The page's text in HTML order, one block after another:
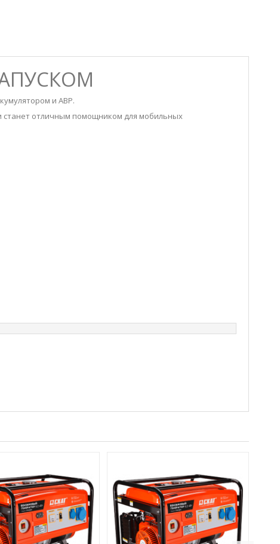
и АВР.
станет отличным помощником для мобильных